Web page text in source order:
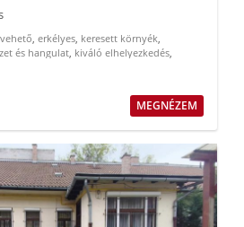
, erkélyes, keresett környék,
és hangulat, kiváló elhelyezkedés,
MEGNÉZEM